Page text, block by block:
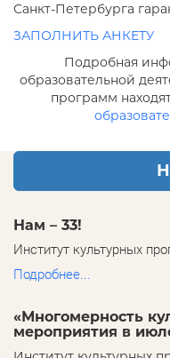
Санкт-Петербурга
ЗАПОЛНИТЬ АНКЕТУ
Подробная
образовательной
программ
Нам – 33!
Институт культурных
Подробнее...
«Многомерность
мероприятия в